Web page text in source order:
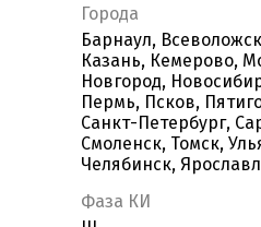
Города
Барнаул,
Казань, Кемерово,
Новгород,
Пермь, Псков,
Санкт-Петербург,
Смоленск, Томск,
Челябинск,
Фаза КИ